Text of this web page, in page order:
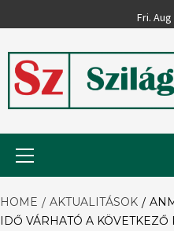
to
Fri.
HOME AKTUALITÁSOK
IDŐ VÁRHATÓ A KÖVETKEZŐ